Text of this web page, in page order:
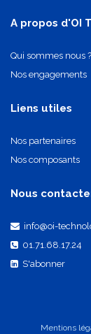
A propos d'OI
Qui sommes nous ?
Nos engagements
Liens utiles
Nos partenaires
Nos composants
Nous
info@oi-
01.71.68.17.24
S'abonner
Mentions